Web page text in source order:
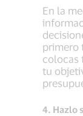
En la
primero
colocas
tu
4. Hazlo